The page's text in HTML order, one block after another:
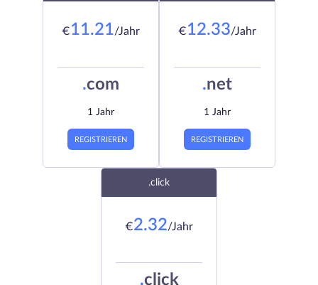
€11.21/Jahr
.com
1 Jahr
REGISTRIEREN
€12.33/Jahr
.net
1 Jahr
REGISTRIEREN
.click
€2.32/Jahr
.click